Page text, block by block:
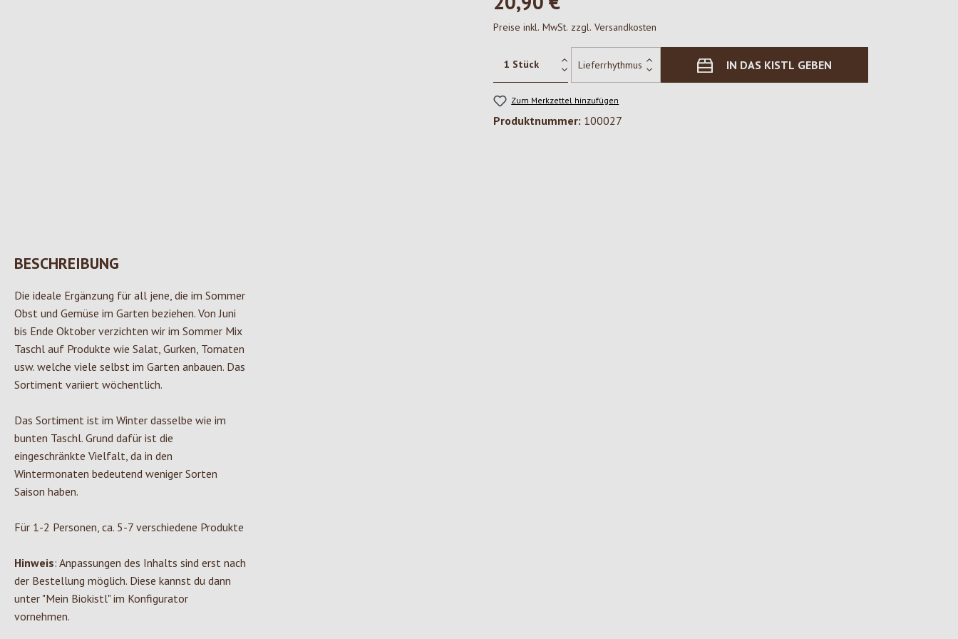
Preise inkl. MwSt. zzgl. Versandkosten
IN DAS KISTL GEBEN
Zum Merkzettel hinzufügen
Produktnummer: 100027
BESCHREIBUNG
Die ideale Ergänzung für all jene, die im Sommer
Obst und Gemüse im Garten beziehen. Von Juni
bis Ende Oktober verzichten wir im Sommer Mix
Taschl auf Produkte wie Salat, Gurken, Tomaten
usw. welche viele selbst im Garten anbauen. Das
Sortiment variiert wöchentlich.
Das Sortiment ist im Winter dasselbe wie im
bunten Taschl. Grund dafür ist die
eingeschränkte Vielfalt, da in den
Wintermonaten bedeutend weniger Sorten
Saison haben.
Für 1-2 Personen, ca. 5-7 verschiedene Produkte
Hinweis: Anpassungen des Inhalts sind erst nach
der Bestellung möglich. Diese kannst du dann
unter "Mein Biokistl" im Konfigurator
vornehmen.